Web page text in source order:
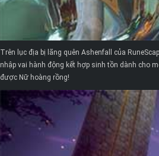
Trên lục địa bị lãng quên Ashenfall của
nhập vai hành động kết hợp sinh tồn dành cho
được Nữ hoàng rồng!